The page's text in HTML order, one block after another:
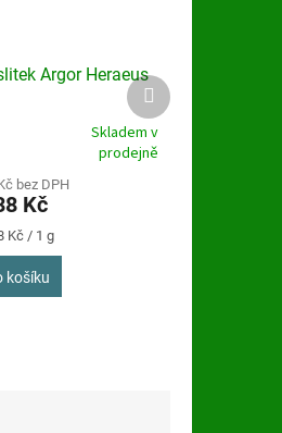
Argor Heraeus
Skladem v
prodejně
bez DPH
Kč
Kč / 1 g
košíku
Další
produkt